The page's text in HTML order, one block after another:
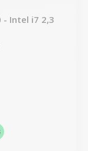
- Intel i7 2,3